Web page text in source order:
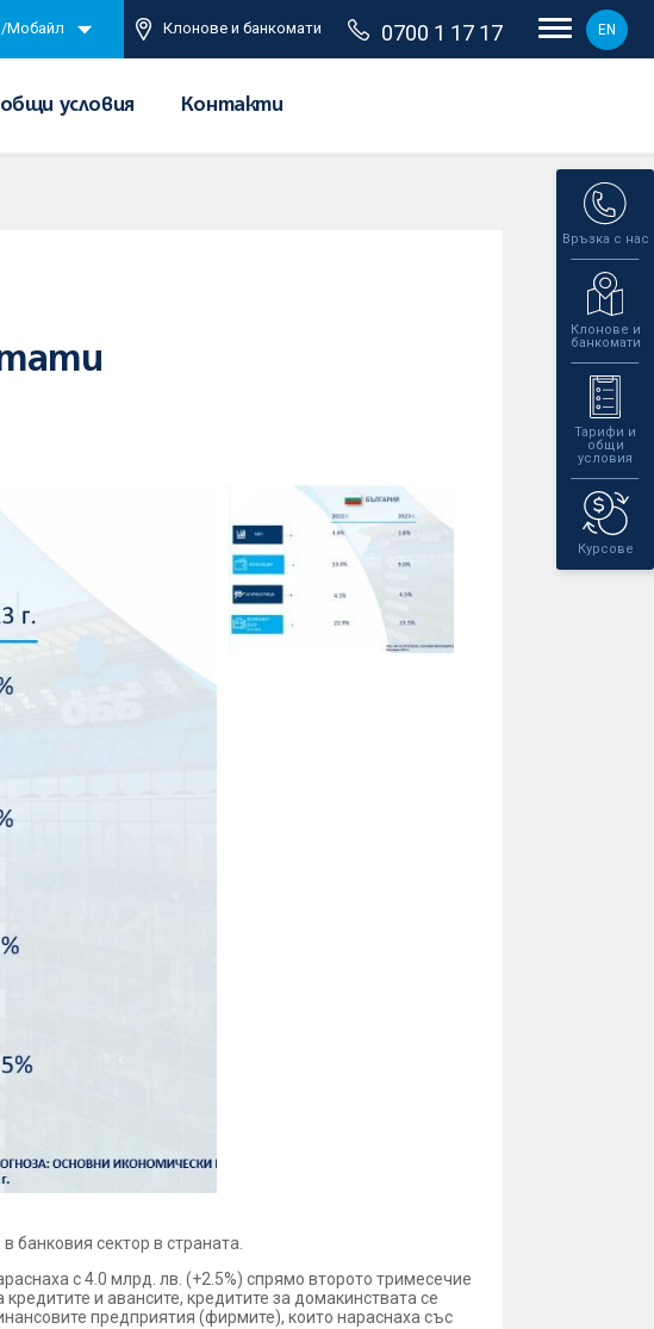
Мобайл Клонове и банкомати 0700 1 17 17 EN
условия Контакти
Връзка с нас
Клонове и
банкомати
Тарифи и
общи
условия
Курсове
банковия сектор в страната.
с 4.0 млрд. лв. (+2.5%) спрямо второто тримесечие
и авансите, кредитите за домакинствата се
предприятия (фирмите), които нараснаха със